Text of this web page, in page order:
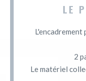
LE
2
Le matériel